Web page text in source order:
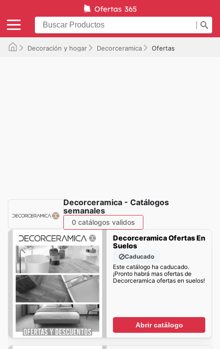
Decoración y hogar Decorceramica Ofertas
Decorceramica - Catálogos
semanales
0 catálogos validos
Decorceramica Ofertas En
Suelos
Caducado
Este catálogo ha caducado.
¡Pronto habrá mas ofertas de
Decorceramica ofertas en suelos!
Abrir catálogo